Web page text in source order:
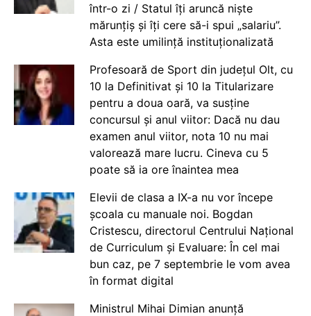
într-o zi / Statul îți aruncă niște
mărunțiș și îți cere să-i spui „salariu”.
Asta este umilință instituționalizată
Profesoară de Sport din județul Olt, cu
10 la Definitivat și 10 la Titularizare
pentru a doua oară, va susține
concursul și anul viitor: Dacă nu dau
examen anul viitor, nota 10 nu mai
valorează mare lucru. Cineva cu 5
poate să ia ore înaintea mea
Elevii de clasa a IX-a nu vor începe
școala cu manuale noi. Bogdan
Cristescu, directorul Centrului Național
de Curriculum și Evaluare: În cel mai
bun caz, pe 7 septembrie le vom avea
în format digital
Ministrul Mihai Dimian anunță